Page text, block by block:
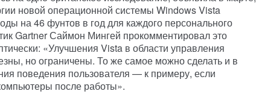
новой операционной системы Windows Vista
на 46 фунтов в год для каждого персонального
Gartner Саймон Мингей прокомментировал это
«Улучшения Vista в области управления
но ограничены. То же самое можно сделать и в
поведения пользователя — к примеру, если
после работы».